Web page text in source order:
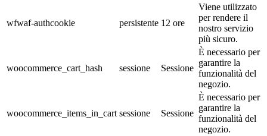
wfwaf-authcookie persistente 12 ore
Viene utilizzato
per rendere il
nostro servizio
più sicuro.
woocommerce_cart_hash sessione Sessione
È necessario per
garantire la
funzionalità del
negozio.
woocommerce_items_in_cart sessione Sessione
È necessario per
garantire la
funzionalità del
negozio.